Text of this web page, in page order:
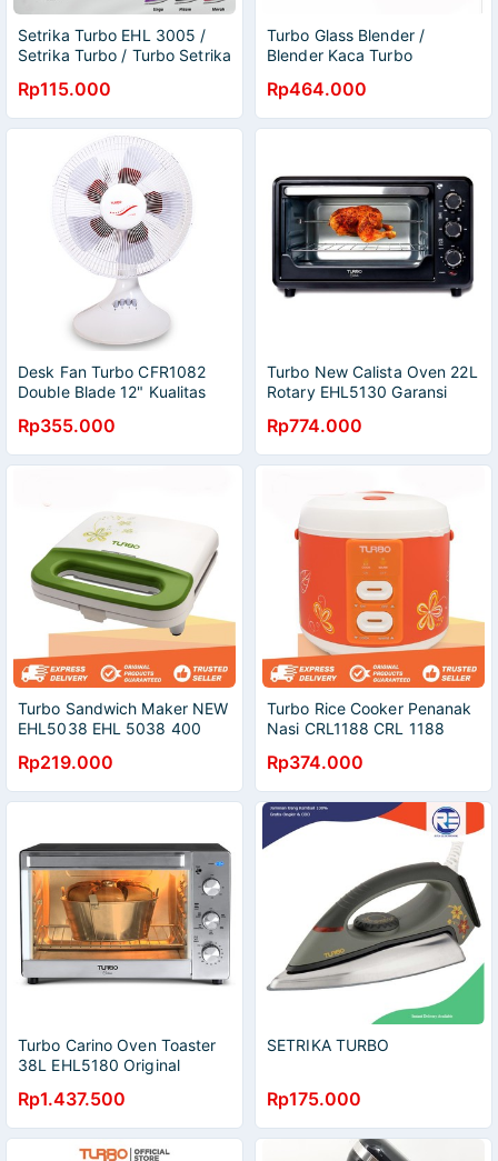
Setrika Turbo EHL 3005 /
Setrika Turbo / Turbo Setrika
Rp115.000
Turbo Glass Blender /
Blender Kaca Turbo
Original
Rp464.000
Desk Fan Turbo CFR1082
Double Blade 12" Kualitas
Rp355.000
Turbo New Calista Oven 22L
Rotary EHL5130 Garansi
Rp774.000
Turbo Sandwich Maker NEW
EHL5038 EHL 5038 400
Rp219.000
Turbo Rice Cooker Penanak
Nasi CRL1188 CRL 1188
Rp374.000
Turbo Carino Oven Toaster
38L EHL5180 Original
Rp1.437.500
SETRIKA TURBO
Rp175.000